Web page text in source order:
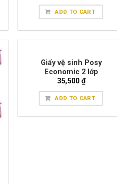
ADD TO CART
Giấy vệ sinh Posy
Economic 2 lớp
35,500 ₫
ADD TO CART